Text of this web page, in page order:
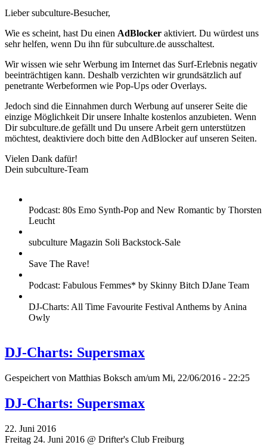
Lieber subculture-Besucher,
Wie es scheint, hast Du einen AdBlocker aktiviert. Du würdest uns
sehr helfen, wenn Du ihn für subculture.de ausschaltest.
Wir wissen wie sehr Werbung im Internet das Surf-Erlebnis negativ
beeinträchtigen kann. Deshalb verzichten wir grundsätzlich auf
penetrante Werbeformen wie Pop-Ups oder Overlays.
Jedoch sind die Einnahmen durch Werbung auf unserer Seite die
einzige Möglichkeit Dir unsere Inhalte kostenlos anzubieten. Wenn
Dir subculture.de gefällt und Du unsere Arbeit gern unterstützen
möchtest, deaktiviere doch bitte den AdBlocker auf unseren Seiten.
Vielen Dank dafür!
Dein subculture-Team
Podcast: 80s Emo Synth-Pop and New Romantic by Thorsten
Leucht
subculture Magazin Soli Backstock-Sale
Save The Rave!
Podcast: Fabulous Femmes* by Skinny Bitch DJane Team
DJ-Charts: All Time Favourite Festival Anthems by Anina
Owly
DJ-Charts: Supersmax
Gespeichert von Matthias Boksch am/um Mi, 22/06/2016 - 22:25
DJ-Charts: Supersmax
22. Juni 2016
Freitag 24. Juni 2016 @ Drifter's Club Freiburg